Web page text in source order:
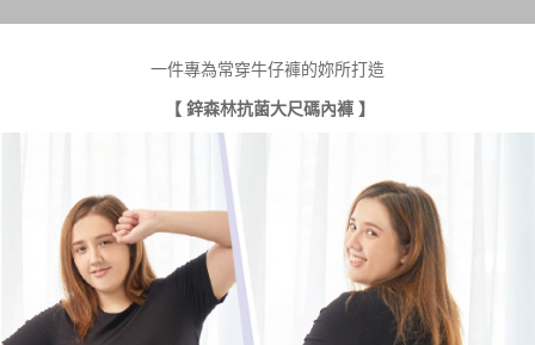
一件專為常穿牛仔褲的妳所打造
【 鋅森林抗菌大尺碼內褲 】